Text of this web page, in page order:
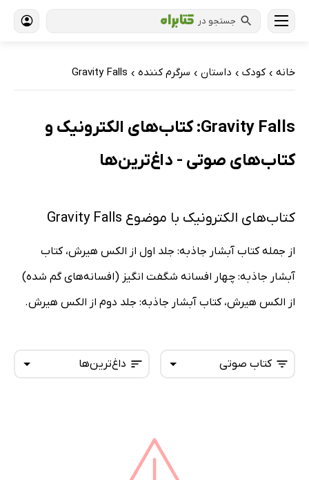
جستجو در
خانه › کودک › داستان › سرگرم کننده ›
Gravity Falls
Gravity Falls: کتاب‌های الکترونیک و
کتاب‌های صوتی - داغ‌ترین‌ها
کتاب‌های الکترونیک با موضوع Gravity Falls
از جمله کتاب آبشار جاذبه: جلد اول از الکس هیرش، کتاب
آبشار جاذبه: چهار افسانه شگفت انگیز (افسانه‌های گم شده)
از الکس هیرش، کتاب آبشار جاذبه: جلد دوم از الکس هیرش.
داغ‌ترین‌ها
پرفروش‌ها
کتاب صوتی